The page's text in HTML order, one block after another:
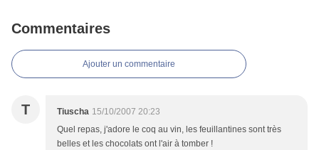
Commentaires
Ajouter un commentaire
T Tiuscha 15/10/2007 20:23
Quel repas, j'adore le coq au vin, les feuillantines sont très
belles et les chocolats ont l'air à tomber !